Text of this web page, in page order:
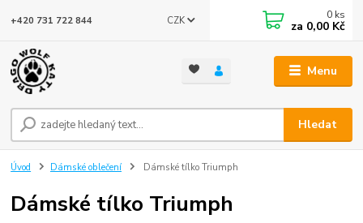
Menu
CZK
Hledat
+420 731 722 844 0 ks
za 0,00 Kč
Úvod Dámské oblečení Dámské tílko Triumph
Dámské tílko Triumph